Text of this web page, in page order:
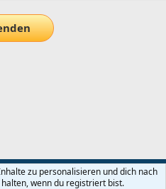
zu personalisieren und dich nach
wenn du registriert bist.